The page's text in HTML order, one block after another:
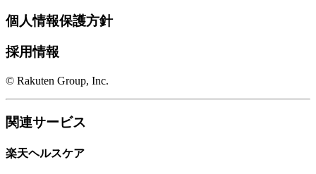
個人情報保護方針
採用情報
© Rakuten Group, Inc.
関連サービス
楽天ヘルスケア